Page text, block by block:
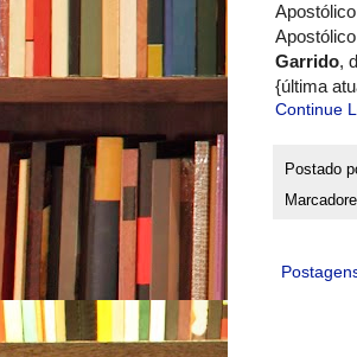
Garrido,
{última
Continue
Postado